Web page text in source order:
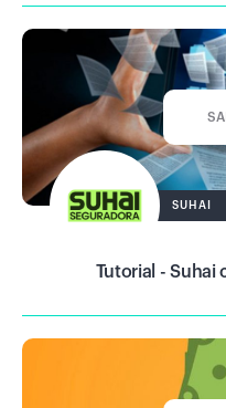
SUHAI
Tutorial - Suhai